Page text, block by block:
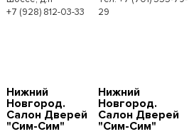
+7 (928) 812-03-33
29
Нижний
Новгород.
Салон Дверей
"Сим-Сим"
Нижний
Новгород.
Салон Дверей
"Сим-Сим"